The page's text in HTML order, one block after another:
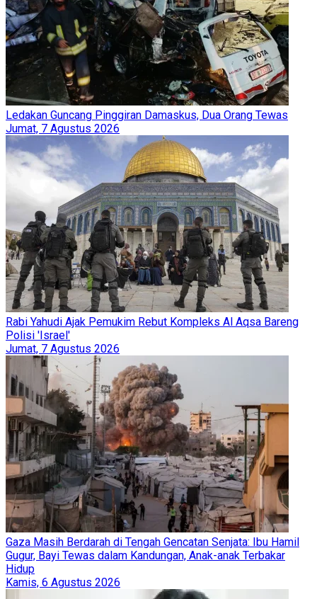
Ledakan Guncang Pinggiran Damaskus, Dua Orang Tewas
Jumat, 7 Agustus 2026
Rabi Yahudi Ajak Pemukim Rebut Kompleks Al Aqsa Bareng
Polisi 'Israel'
Jumat, 7 Agustus 2026
Gaza Masih Berdarah di Tengah Gencatan Senjata: Ibu Hamil
Gugur, Bayi Tewas dalam Kandungan, Anak-anak Terbakar
Hidup
Kamis, 6 Agustus 2026